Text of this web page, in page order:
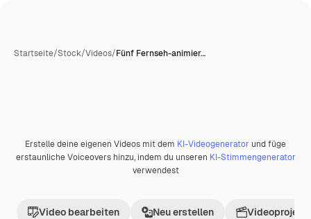
Startseite/Stock/Videos/Fünf Fernseh-animier…
Premium
Erstelle deine eigenen Videos mit dem KI-Videogenerator und füge
erstaunliche Voiceovers hinzu, indem du unseren KI-Stimmengenerator
verwendest
Video bearbeiten Neu erstellen Videoprojekt